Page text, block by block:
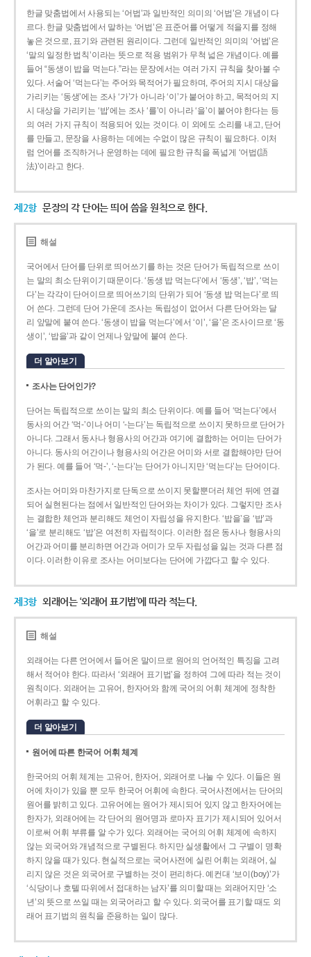
한글 맞춤법에서 사용되는 ‘어법’과 일반적인 의미의 ‘어법’은 개념이 다
르다. 한글 맞춤법에서 말하는 ‘어법’은 표준어를 어떻게 적을지를 정해
놓은 것으로, 표기와 관련된 원리이다. 그런데 일반적인 의미의 ‘어법’은
‘말의 일정한 법칙’이라는 뜻으로 적용 범위가 무척 넓은 개념이다. 예를
들어 “동생이 밥을 먹는다.”라는 문장에서는 여러 가지 규칙을 찾아볼 수
있다. 서술어 ‘먹는다’는 주어와 목적어가 필요하며, 주어의 지시 대상을
가리키는 ‘동생’에는 조사 ‘가’가 아니라 ‘이’가 붙어야 하고, 목적어의 지
시 대상을 가리키는 ‘밥’에는 조사 ‘를’이 아니라 ‘을’이 붙어야 한다는 등
의 여러 가지 규칙이 적용되어 있는 것이다. 이 외에도 소리를 내고, 단어
를 만들고, 문장을 사용하는 데에는 수없이 많은 규칙이 필요하다. 이처
럼 언어를 조직하거나 운영하는 데에 필요한 규칙을 폭넓게 ‘어법(語
法)’이라고 한다.
제2항 문장의 각 단어는 띄어 씀을 원칙으로 한다.
해설
국어에서 단어를 단위로 띄어쓰기를 하는 것은 단어가 독립적으로 쓰이
는 말의 최소 단위이기 때문이다. ‘동생 밥 먹는다’에서 ‘동생’, ‘밥’, ‘먹는
다’는 각각이 단어이므로 띄어쓰기의 단위가 되어 ‘동생 밥 먹는다’로 띄
어 쓴다. 그런데 단어 가운데 조사는 독립성이 없어서 다른 단어와는 달
리 앞말에 붙여 쓴다. ‘동생이 밥을 먹는다’에서 ‘이’, ‘을’은 조사이므로 ‘동
생이’, ‘밥을’과 같이 언제나 앞말에 붙여 쓴다.
더 알아보기
조사는 단어인가?
단어는 독립적으로 쓰이는 말의 최소 단위이다. 예를 들어 ‘먹는다’에서
동사의 어간 ‘먹-­’이나 어미 ‘­-는다’는 독립적으로 쓰이지 못하므로 단어가
아니다. 그래서 동사나 형용사의 어간과 여기에 결합하는 어미는 단어가
아니다. 동사의 어간이나 형용사의 어간은 어미와 서로 결합해야만 단어
가 된다. 예를 들어 ‘먹-’, ‘-는다’는 단어가 아니지만 ‘먹는다’는 단어이다.
조사는 어미와 마찬가지로 단독으로 쓰이지 못할뿐더러 체언 뒤에 연결
되어 실현된다는 점에서 일반적인 단어와는 차이가 있다. 그렇지만 조사
는 결합한 체언과 분리해도 체언이 자립성을 유지한다. ‘밥을’을 ‘밥’과
‘을’로 분리해도 ‘밥’은 여전히 자립적이다. 이러한 점은 동사나 형용사의
어간과 어미를 분리하면 어간과 어미가 모두 자립성을 잃는 것과 다른 점
이다. 이러한 이유로 조사는 어미보다는 단어에 가깝다고 할 수 있다.
제3항 외래어는 ‘외래어 표기법’에 따라 적는다.
해설
외래어는 다른 언어에서 들어온 말이므로 원어의 언어적인 특징을 고려
해서 적어야 한다. 따라서 ‘외래어 표기법’을 정하여 그에 따라 적는 것이
원칙이다. 외래어는 고유어, 한자어와 함께 국어의 어휘 체계에 정착한
어휘라고 할 수 있다.
더 알아보기
원어에 따른 한국어 어휘 체계
한국어의 어휘 체계는 고유어, 한자어, 외래어로 나눌 수 있다. 이들은 원
어에 차이가 있을 뿐 모두 한국어 어휘에 속한다. 국어사전에서는 단어의
원어를 밝히고 있다. 고유어에는 원어가 제시되어 있지 않고 한자어에는
한자가, 외래어에는 각 단어의 원어명과 로마자 표기가 제시되어 있어서
이로써 어휘 부류를 알 수가 있다. 외래어는 국어의 어휘 체계에 속하지
않는 외국어와 개념적으로 구별된다. 하지만 실생활에서 그 구별이 명확
하지 않을 때가 있다. 현실적으로는 국어사전에 실린 어휘는 외래어, 실
리지 않은 것은 외국어로 구별하는 것이 편리하다. 예컨대 ‘보이(boy)’가
‘식당이나 호텔 따위에서 접대하는 남자’를 의미할 때는 외래어지만 ‘소
년’의 뜻으로 쓰일 때는 외국어라고 할 수 있다. 외국어를 표기할 때도 외
래어 표기법의 원칙을 준용하는 일이 많다.